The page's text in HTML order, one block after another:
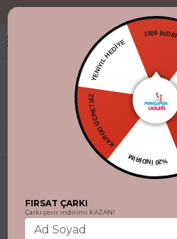
Filtrele
150₺
%20 İNDİRİM
KARGO ÜCRETSİZ
YENİYIL HEDİYE
FIRSAT ÇARKI
Çarkı çevir indirimi KAZAN!